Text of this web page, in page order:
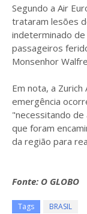
Segundo a Air
trataram lesões
indeterminado
passageiros
Monsenhor
Em nota, a
emergência
"necessitando de
que foram
da região para
Fonte: O GLOBO
Tags BRASIL